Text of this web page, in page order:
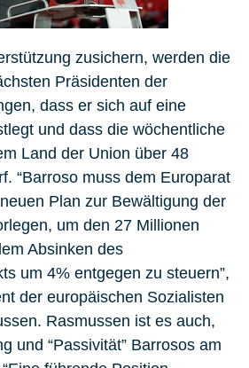
zusichern, werden die
Präsidenten der
dass er sich auf eine
und dass die wöchentliche
Land der Union über 48
“Barroso muss dem Europarat
Plan zur Bewältigung der
um den 27 Millionen
Absinken des
um 4% entgegen zu steuern”,
der europäischen Sozialisten
Rasmussen ist es auch,
und “Passivität” Barrosos am